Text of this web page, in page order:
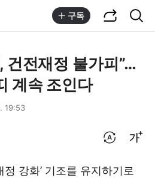
구독
건전재정 불가피”…
계속 조인다
19:53
강화’ 기조를 유지하기로